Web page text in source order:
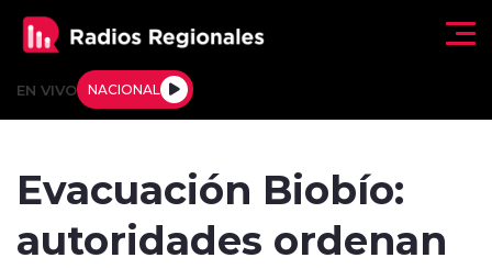
EN VIVO NACIONAL
Evacuación Biobío:
autoridades ordenan